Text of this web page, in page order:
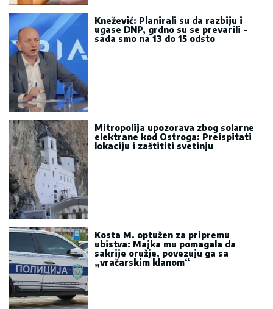
Knežević: Planirali su da razbiju i
ugase DNP, grdno su se prevarili -
sada smo na 13 do 15 odsto
Mitropolija upozorava zbog solarne
elektrane kod Ostroga: Preispitati
lokaciju i zaštititi svetinju
Kosta M. optužen za pripremu
ubistva: Majka mu pomagala da
sakrije oružje, povezuju ga sa
„vračarskim klanom“